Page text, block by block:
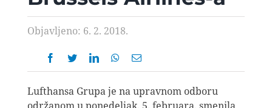
FOTO PRIČA
Objavljeno: 6. 2. 2018.
Lufthansa Grupa je na upravnom odboru